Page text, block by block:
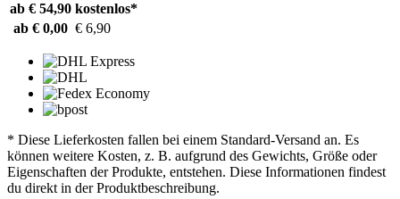
ab € 54,90 kostenlos*
ab € 0,00 € 6,90
* Diese Lieferkosten fallen bei einem Standard-Versand an. Es
können weitere Kosten, z. B. aufgrund des Gewichts, Größe oder
Eigenschaften der Produkte, entstehen. Diese Informationen findest
du direkt in der Produktbeschreibung.